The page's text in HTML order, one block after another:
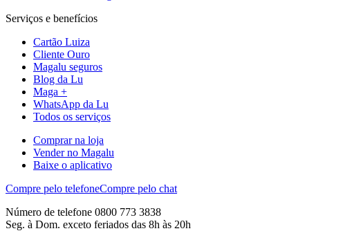
Serviços e benefícios
Cartão Luiza
Cliente Ouro
Magalu seguros
Blog da Lu
Maga +
WhatsApp da Lu
Todos os serviços
Comprar na loja
Vender no Magalu
Baixe o aplicativo
Compre pelo telefoneCompre pelo chat
Número de telefone 0800 773 3838
Seg. à Dom. exceto feriados das 8h às 20h